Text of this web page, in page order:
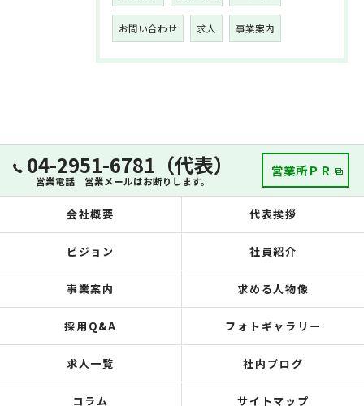
お問い合わせ 求人 事業案内
04-2951-6781（代表）
営業電話 営業メールはお断りします。
営業所ＰＲ
会社概要 代表挨拶
ビジョン 社員紹介
事業案内 求める人物像
採用Q&A フォトギャラリー
求人一覧 社内ブログ
コラム サイトマップ